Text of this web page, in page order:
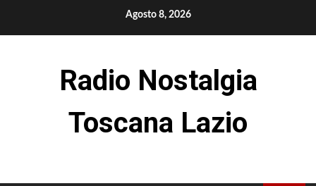
Agosto 8, 2026
Radio Nostalgia
Toscana Lazio